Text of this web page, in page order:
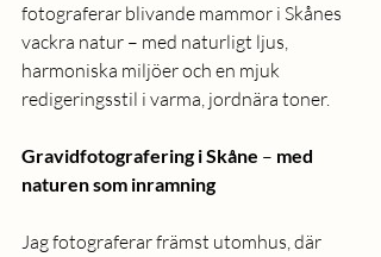
fotograferar blivande mammor i Skånes
vackra natur – med naturligt ljus,
harmoniska miljöer och en mjuk
redigeringsstil i varma, jordnära toner.
Gravidfotografering iSkåne – med
naturensom inramning
Jag fotograferar främst utomhus, där